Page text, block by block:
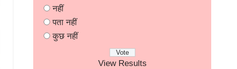
नहीं
पता नहीं
कुछ नहीं
View Results